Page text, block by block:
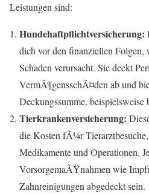
Leistungen sind:
Hundehaftpflichtversicherung:
dich vor den finanziellen Folgen,
Schaden verursacht. Sie deckt
VermÃ¶gensschÃ¤den ab und
Deckungssumme,
Tierkrankenversicherung:
die Kosten fÃ¼r
Medikamente und Operationen.
VorsorgemaÃŸnahmen wie
Zahnreinigungen abgedeckt sein.